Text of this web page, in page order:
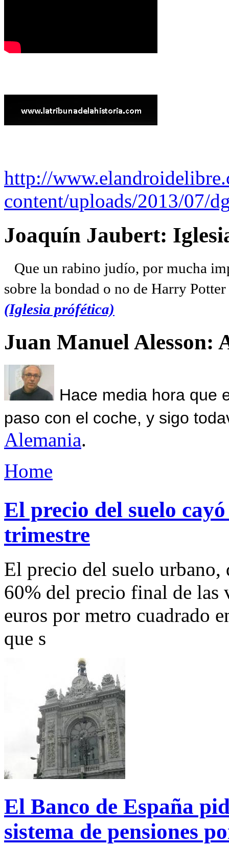
http://
content/uploads/2013/07/
Joaquín Jaubert:
Que un rabino judío, por mucha
sobre la bondad o no de Harry
(Iglesia prófética)
Juan Manuel Alesson:
Hace media hora que
paso con el coche, y sigo
Alemania.
Home
El precio del suelo
trimestre
El precio del suelo urbano,
60% del precio final de las
euros por metro cuadrado
que s
El Banco de España
sistema de pensiones